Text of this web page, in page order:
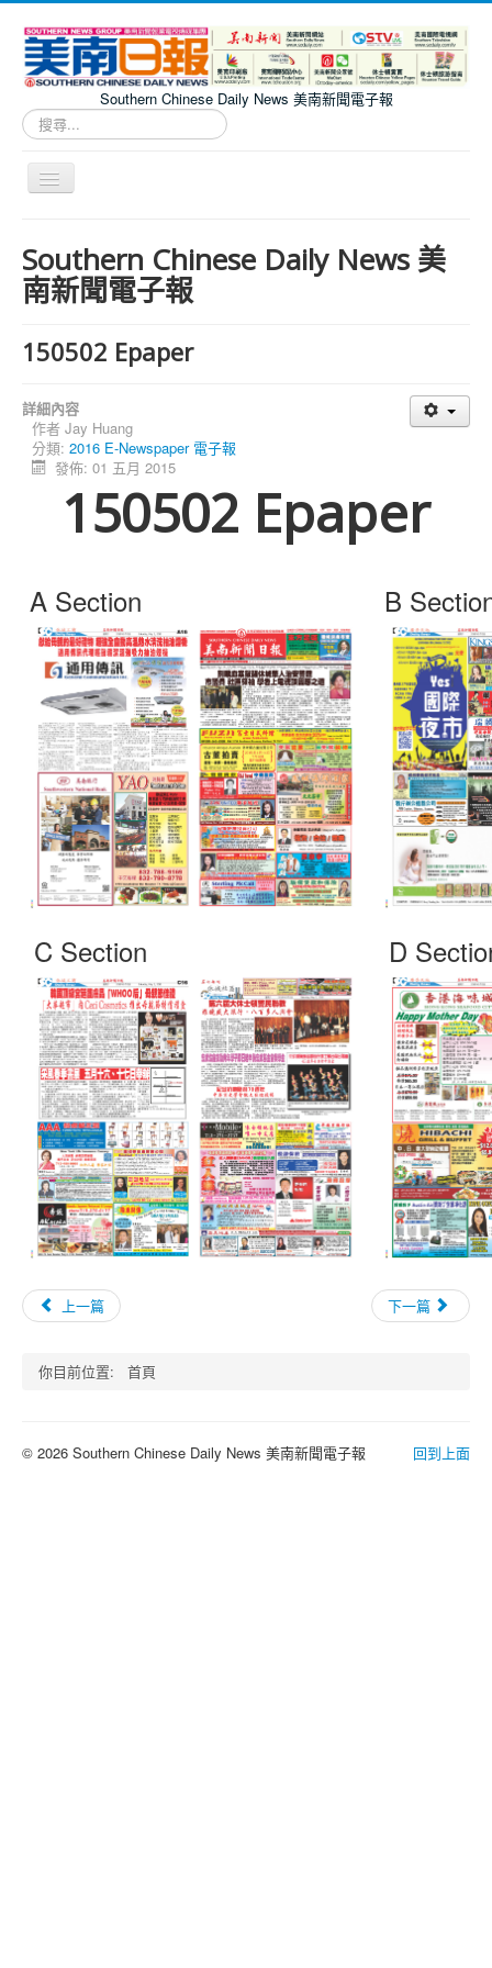
Southern Chinese Daily News 美南新聞電子報
搜
尋...
切
Southern Chinese Daily News 美
南新聞電子報
150502 Epaper
詳細內容
作者 Jay Huang
分類: 2016 E-Newspaper 電子報
發佈: 01 五月 2015
150502 Epaper
A Section B
C Section D
上一篇 下一篇
你目前位置: 首頁
回到上面
© 2026 Southern Chinese Daily News 美南新聞電子報